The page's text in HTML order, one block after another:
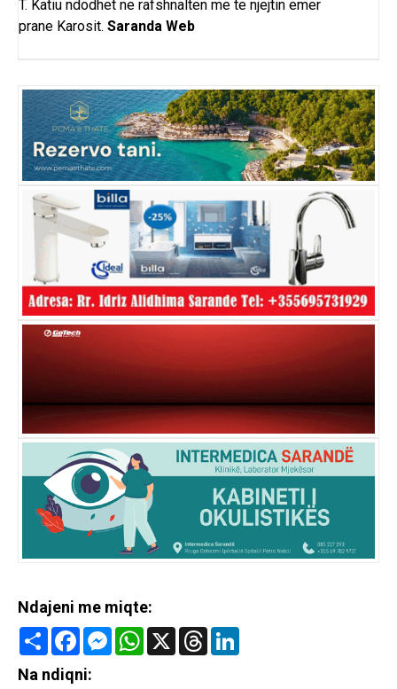
T. Katiu ndodhet ne rafshnalten me te njejtin emer
prane Karosit. Saranda Web
Ndajeni me miqte:
Share FacebookMessenger
WhatsApp
X Threads
Na ndiqni: